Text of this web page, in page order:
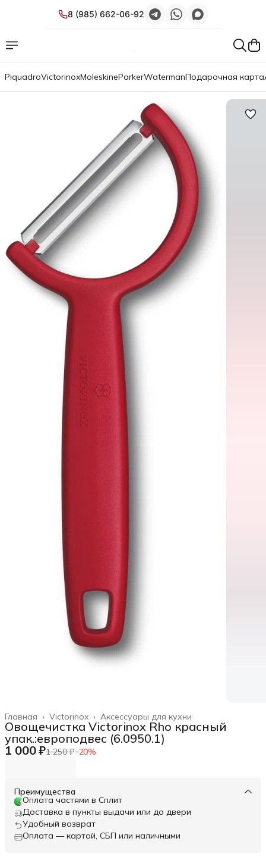
8 (985) 662-06-92
PiquadroVictorinoxMoleskineParkerWatermanПодарочная карта
Аксессуары для кухни
Victorinox ›
Главная ›
Овощечистка Victorinox Rho красный
упак.:европодвес (6.0950.1)
1 000 ₽1 250 ₽−20%
Преимущества
Оплата частями в Сплит
Доставка в пункты выдачи или до двери
Удобный возврат
Оплата — картой, СБП или наличными